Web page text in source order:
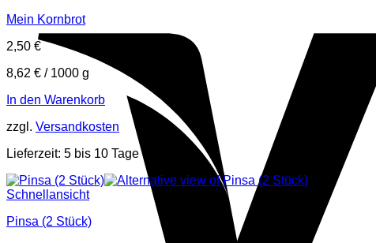
Mein Kornbrot
2,50 €
8,62 € / 1000 g
In den Warenkorb
zzgl. Versandkosten
Lieferzeit: 5 bis 10 Tage
Schnellansicht
Pinsa (2 Stück)